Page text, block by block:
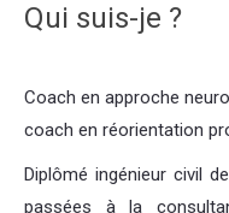
Qui suis-je ?
Coach en approche
coach en réorientation
Diplômé ingénieur civil
passées à la